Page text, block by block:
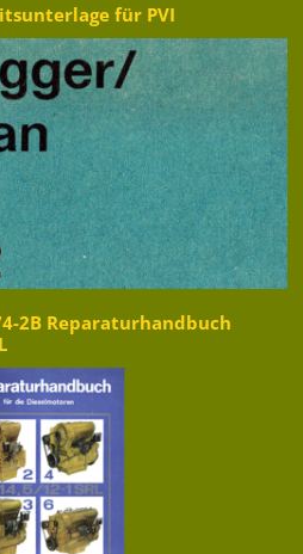
für PVI
2B Reparaturhandbuch